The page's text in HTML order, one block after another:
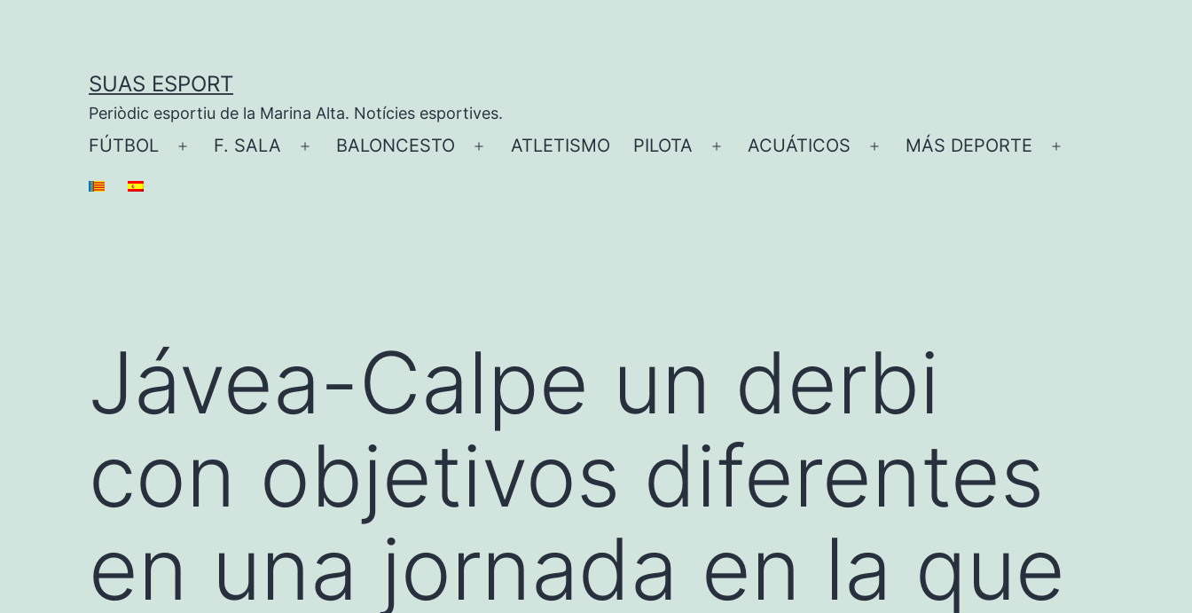
SUAS ESPORT
Periòdic esportiu de la Marina Alta. Notícies esportives.
FÚTBOL
Abrir
F. SALA
Abrir
BALONCESTO
Abrir
ATLETISMO PILOTA
Abrir
ACUÁTICOS
Abrir
MÁS DEPORTE
Jávea-Calpe un derbi
con objetivos diferentes
en una jornada en la que